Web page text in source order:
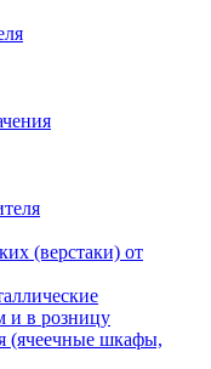
(верстаки) от
и в розницу
(ячеечные шкафы,